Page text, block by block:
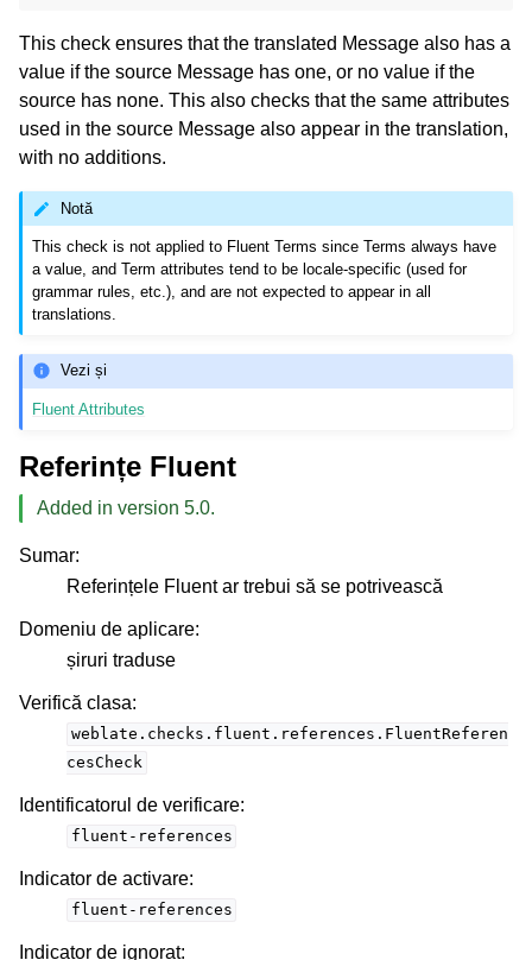
This check ensures that the translated Message also has a
value if the source Message has one, or no value if the
source has none. This also checks that the same attributes
used in the source Message also appear in the translation,
with no additions.
Notă
This check is not applied to Fluent Terms since Terms always have
a value, and Term attributes tend to be locale-specific (used for
grammar rules, etc.), and are not expected to appear in all
translations.
Vezi și
Fluent Attributes
Referințe Fluent
Added in version 5.0.
Sumar:
Referințele Fluent ar trebui să se potrivească
Domeniu de aplicare:
șiruri traduse
Verifică clasa:
weblate.checks.fluent.references.FluentReferen
cesCheck
Identificatorul de verificare:
fluent-references
Indicator de activare:
fluent-references
Indicator de ignorat: